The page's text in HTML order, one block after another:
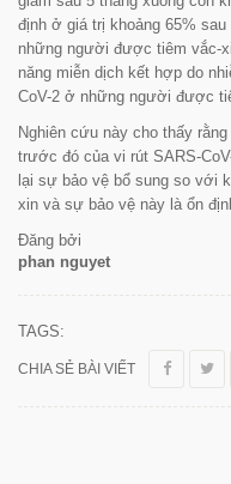
định ở giá trị khoảng 65%
những người được tiêm vắc-
năng miễn dịch kết hợp do
CoV-2 ở những người được
Nghiên cứu này cho thấy
trước đó của vi rút SARS-
lại sự bảo vệ bổ sung so với
xin và sự bảo vệ này là ổn
Đăng bởi
phan nguyet
TAGS:
CHIA SẺ BÀI VIẾT